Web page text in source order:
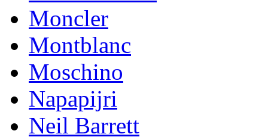
Mоnсlеr
Montblanc
Moschino
Napapijri
Neil Barrett